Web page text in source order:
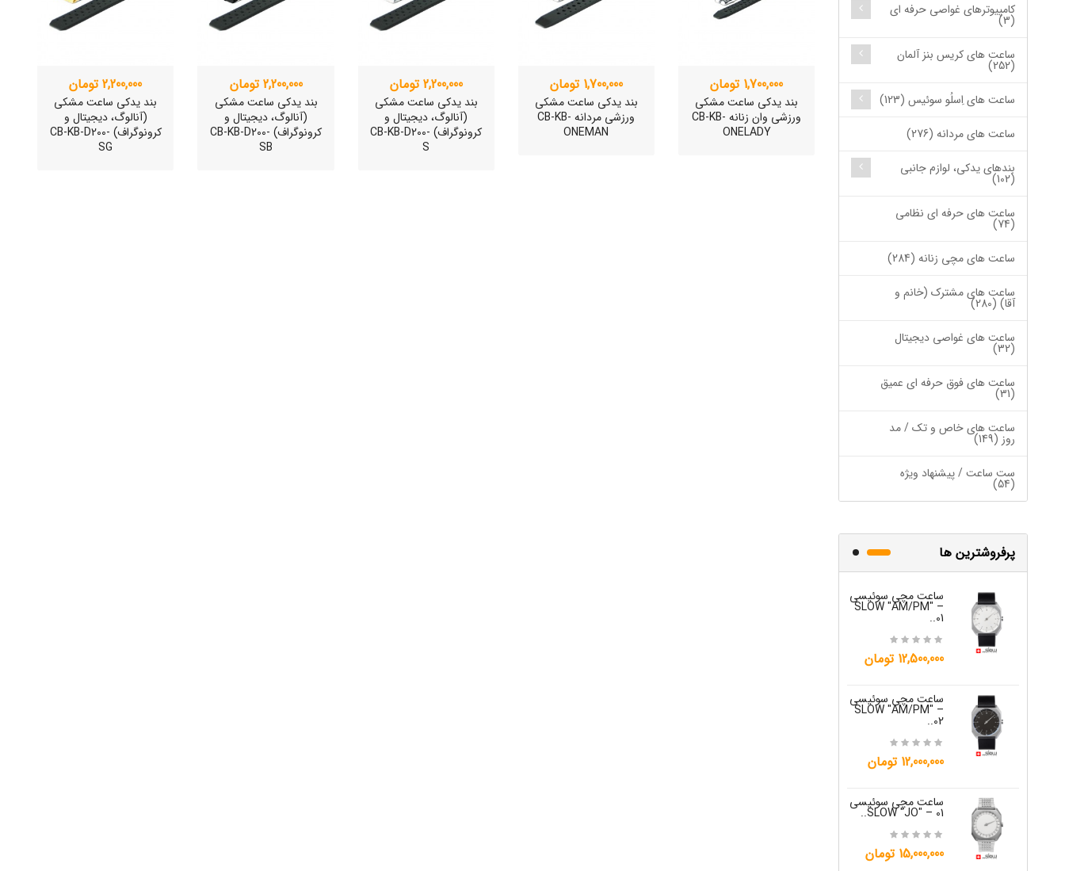
کامپیوترهای غواصی حرفه ای
(3)
ساعت های کریس بنز آلمان
(252)
ساعت های اِسلُو سوئیس (123)
ساعت های مردانه (276)
بندهای یدکی، لوازم جانبی
(102)
ساعت های حرفه ای نظامی
(74)
ساعت های مچی زنانه (284)
ساعت های مشترک (خانم و
آقا) (280)
ساعت های غواصی دیجیتال
(32)
ساعت های فوق حرفه ای عمیق
(31)
ساعت های خاص و تک / مد
روز (149)
ست ساعت / پیشنهاد ویژه
(54)
پرفروشترین ها
ساعت مچی سوئیسی
SLOW "AM/PM" –
01..
12,500,000 تومان
ساعت مچی سوئیسی
SLOW "AM/PM" –
02..
12,000,000 تومان
ساعت مچی سوئیسی
SLOW "JO" – 01..
15,000,000 تومان
1,700,000 تومان
بند یدکی ساعت مشکی
ورزشی وان زنانه CB-KB-
ONELADY
1,700,000 تومان
بند یدکی ساعت مشکی
ورزشی مردانه CB-KB-
ONEMAN
2,200,000 تومان
بند یدکی ساعت مشکی
(آنالوگ، دیجیتال و
کرونوگراف) CB-KB-D200-
S
2,200,000 تومان
بند یدکی ساعت مشکی
(آنالوگ، دیجیتال و
کرونوگراف) CB-KB-D200-
SB
2,200,000 تومان
بند یدکی ساعت مشکی
(آنالوگ، دیجیتال و
کرونوگراف) CB-KB-D200-
SG